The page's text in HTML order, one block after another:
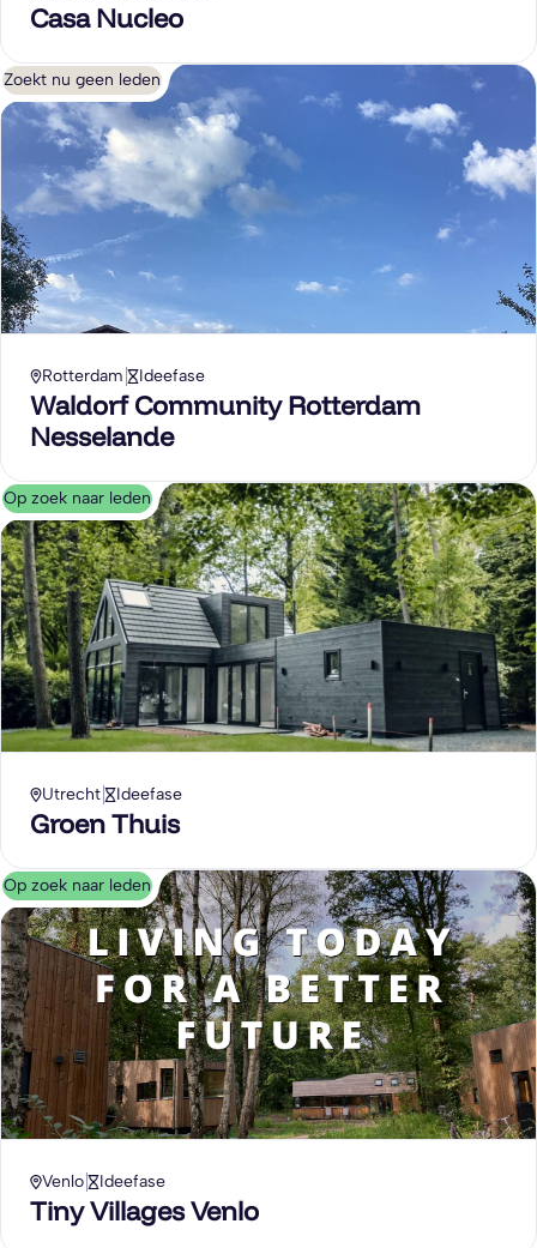
Casa Nucleo
Zoekt nu geen leden
Rotterdam Ideefase
Waldorf Community Rotterdam
Nesselande
Op zoek naar leden
Utrecht Ideefase
Groen Thuis
Op zoek naar leden
Venlo Ideefase
Tiny Villages Venlo